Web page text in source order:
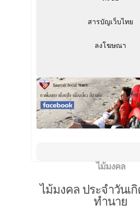
สารบัญเว็บไทย
ลงโฆษณา
ไม้มงคล
ไม้มงคล ประจำวันเ
ทำนาย